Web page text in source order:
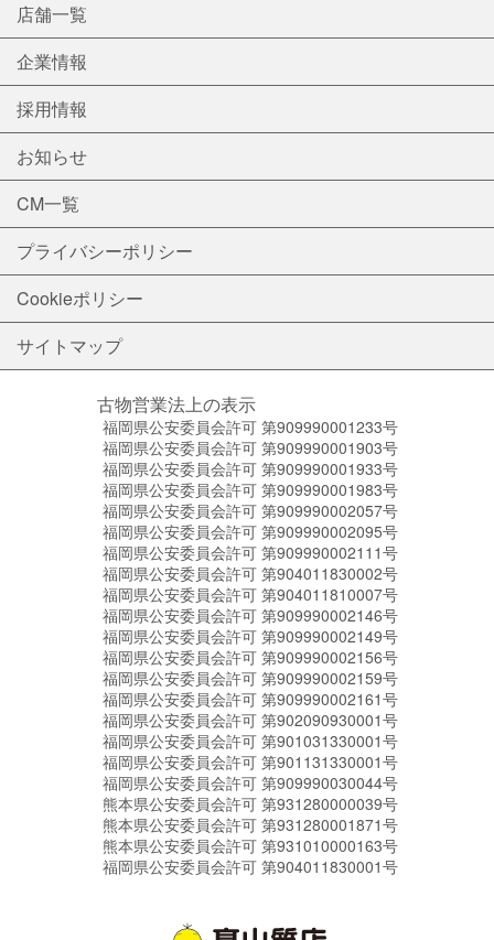
店舗一覧
企業情報
採用情報
お知らせ
CM一覧
プライバシーポリシー
Cookieポリシー
サイトマップ
古物営業法上の表示
福岡県公安委員会許可 第909990001233号
福岡県公安委員会許可 第909990001903号
福岡県公安委員会許可 第909990001933号
福岡県公安委員会許可 第909990001983号
福岡県公安委員会許可 第909990002057号
福岡県公安委員会許可 第909990002095号
福岡県公安委員会許可 第909990002111号
福岡県公安委員会許可 第904011830002号
福岡県公安委員会許可 第904011810007号
福岡県公安委員会許可 第909990002146号
福岡県公安委員会許可 第909990002149号
福岡県公安委員会許可 第909990002156号
福岡県公安委員会許可 第909990002159号
福岡県公安委員会許可 第909990002161号
福岡県公安委員会許可 第902090930001号
福岡県公安委員会許可 第901031330001号
福岡県公安委員会許可 第901131330001号
福岡県公安委員会許可 第909990030044号
熊本県公安委員会許可 第931280000039号
熊本県公安委員会許可 第931280001871号
熊本県公安委員会許可 第931010000163号
福岡県公安委員会許可 第904011830001号